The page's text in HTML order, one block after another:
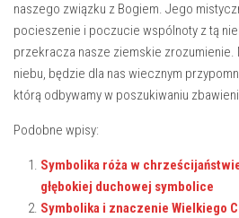
naszego związku z Bogiem. Jego
pocieszenie i poczucie wspólnoty z tą
przekracza⁢ nasze ziemskie​ zrozumienie.
niebu, ⁢będzie dla nas wiecznym
którą odbywamy w‌ poszukiwaniu
Podobne wpisy:
Symbolika róża w
głębokiej duchowej symbolice
Symbolika i znaczenie Wielkiego